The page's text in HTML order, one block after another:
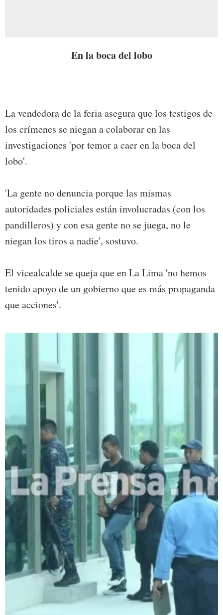
En la boca del lobo
La vendedora de la feria asegura que los testigos de
los crímenes se niegan a colaborar en las
investigaciones 'por temor a caer en la boca del
lobo'.
'La gente no denuncia porque las mismas
autoridades policiales están involucradas (con los
pandilleros) y con esa gente no se juega, no le
niegan los tiros a nadie', sostuvo.
El vicealcalde se queja que en La Lima 'no hemos
tenido apoyo de un gobierno que es más propaganda
que acciones'.